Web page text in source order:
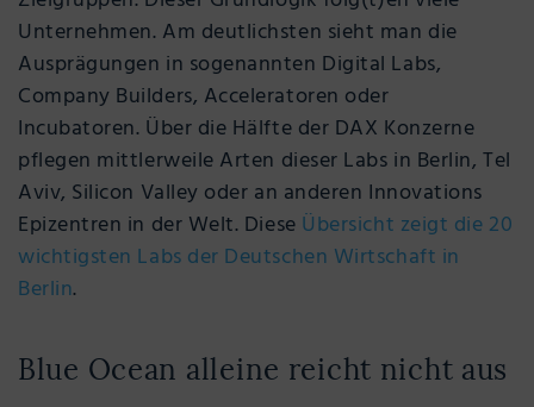
Unternehmen. Am deutlichsten sieht man die
Ausprägungen in sogenannten Digital Labs,
Company Builders, Acceleratoren oder
Incubatoren. Über die Hälfte der DAX Konzerne
pflegen mittlerweile Arten dieser Labs in Berlin, Tel
Aviv, Silicon Valley oder an anderen Innovations
Epizentren in der Welt. Diese Übersicht zeigt die 20
wichtigsten Labs der Deutschen Wirtschaft in
Berlin.
Blue Ocean alleine reicht nicht aus